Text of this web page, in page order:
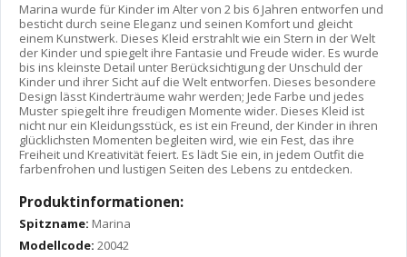
Marina wurde für Kinder im Alter von 2 bis 6 Jahren entworfen und
besticht durch seine Eleganz und seinen Komfort und gleicht
einem Kunstwerk. Dieses Kleid erstrahlt wie ein Stern in der Welt
der Kinder und spiegelt ihre Fantasie und Freude wider. Es wurde
bis ins kleinste Detail unter Berücksichtigung der Unschuld der
Kinder und ihrer Sicht auf die Welt entworfen. Dieses besondere
Design lässt Kinderträume wahr werden; Jede Farbe und jedes
Muster spiegelt ihre freudigen Momente wider. Dieses Kleid ist
nicht nur ein Kleidungsstück, es ist ein Freund, der Kinder in ihren
glücklichsten Momenten begleiten wird, wie ein Fest, das ihre
Freiheit und Kreativität feiert. Es lädt Sie ein, in jedem Outfit die
farbenfrohen und lustigen Seiten des Lebens zu entdecken.
Produktinformationen:
Spitzname: Marina
Modellcode: 20042